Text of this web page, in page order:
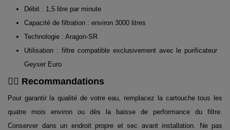
Débit : 1,5 litre par minute
Capacité de filtration : environ 3000 litres
Technologie : Aragon-SR
Utilisation : filtre compatible exclusivement avec le purificateur
Geyser Euro
👨‍⚕️ Recommandations
Pour garantir la qualité de votre eau, remplacez la cartouche tous les
quatre mois environ ou dès la baisse de performance du filtre.
Conserver dans un endroit propre et sec avant installation. Ne pas